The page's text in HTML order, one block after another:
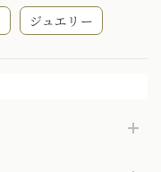
ジュエリー